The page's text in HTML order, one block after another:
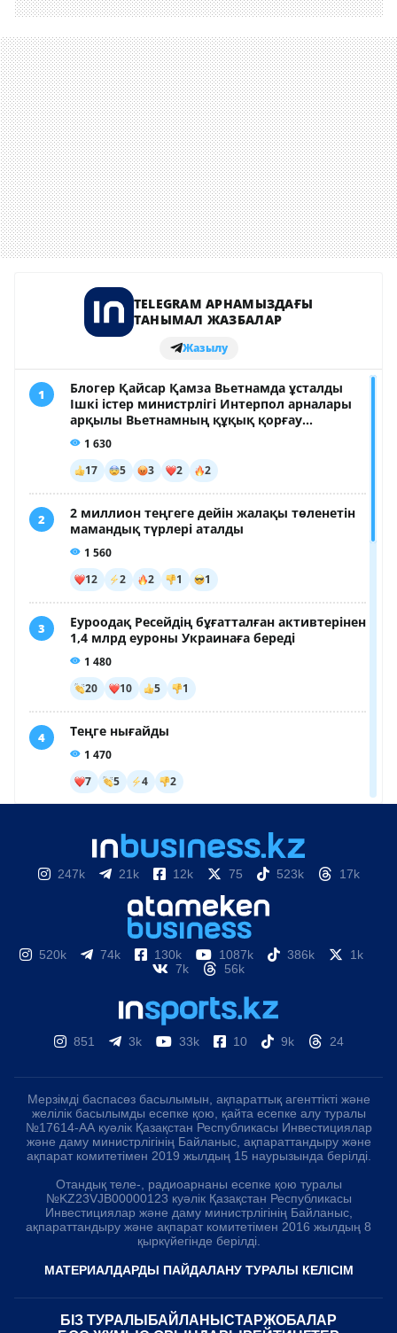
247k 21k 12k 75 523k 17k
520k 74k 130k 1087k 386k
1k
7k
56k
851 3k 33k 10 9k 24
Мерзімді баспасөз басылымын, ақпараттық агенттікті және
желілік басылымды есепке қою, қайта есепке алу туралы
№17614-АА куәлік Қазақстан Республикасы Инвестициялар
және даму министрлігінің Байланыс, ақпараттандыру және
ақпарат комитетімен 2019 жылдың 15 наурызында берілді.
Отандық теле-, радиоарнаны есепке қою туралы
№KZ23VJB00000123 куәлік Қазақстан Республикасы
Инвестициялар және даму министрлігінің Байланыс,
ақпараттандыру және ақпарат комитетімен 2016 жылдың 8
қыркүйегінде берілді.
МАТЕРИАЛДАРДЫ ПАЙДАЛАНУ ТУРАЛЫ КЕЛІСІМ
БІЗ ТУРАЛЫ БАЙЛАНЫСТАРЖОБАЛАР